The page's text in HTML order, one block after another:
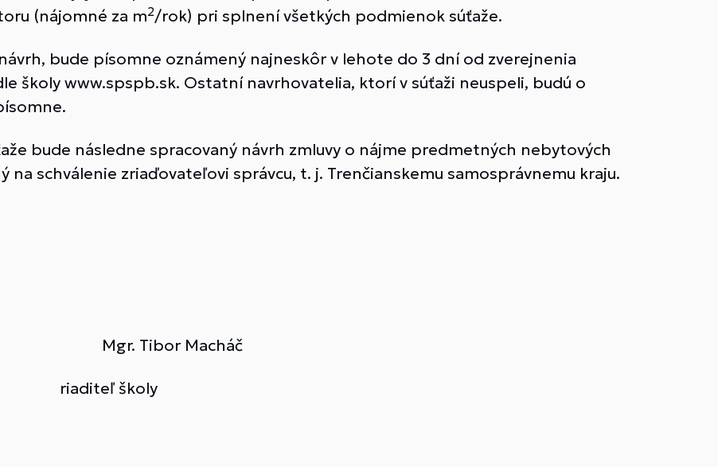
(nájomné za m2/rok) pri splnení všetkých podmienok súťaže.
bude písomne oznámený najneskôr v lehote do 3 dní od zverejnenia
školy www.spspb.sk. Ostatní navrhovatelia, ktorí v súťaži neuspeli, budú o
bude následne spracovaný návrh zmluvy o nájme predmetných nebytových
schválenie zriaďovateľovi správcu, t. j. Trenčianskemu samosprávnemu kraju.
Mgr. Tibor Macháč
školy